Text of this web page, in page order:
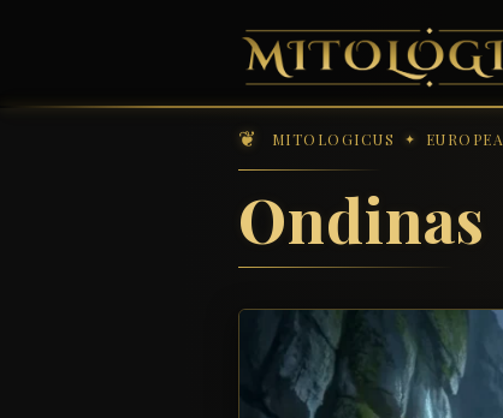
MITOLOGICUS EUROPEA
Ondinas